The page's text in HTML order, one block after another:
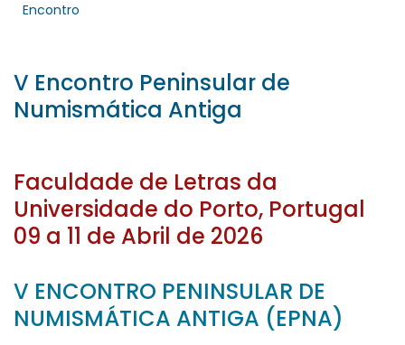
Encontro
V Encontro Peninsular de
Numismática Antiga
Faculdade de Letras da
Universidade do Porto, Portugal
09 a 11 de Abril de 2026
V ENCONTRO PENINSULAR DE
NUMISMÁTICA ANTIGA (EPNA)